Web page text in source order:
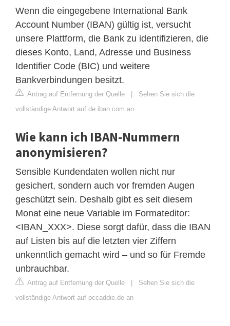
Wenn die eingegebene International Bank
Account Number (IBAN) gültig ist, versucht
unsere Plattform, die Bank zu identifizieren, die
dieses Konto, Land, Adresse und Business
Identifier Code (BIC) und weitere
Bankverbindungen besitzt.
Antrag auf Entfernung der Quelle | Sehen Sie sich die
vollständige Antwort auf de.iban.com an
Wie kann ich IBAN-Nummern
anonymisieren?
Sensible Kundendaten wollen nicht nur
gesichert, sondern auch vor fremden Augen
geschützt sein. Deshalb gibt es seit diesem
Monat eine neue Variable im Formateditor:
<IBAN_XXX>. Diese sorgt dafür, dass die IBAN
auf Listen bis auf die letzten vier Ziffern
unkenntlich gemacht wird – und so für Fremde
unbrauchbar.
Antrag auf Entfernung der Quelle | Sehen Sie sich die
vollständige Antwort auf pccaddie.de an